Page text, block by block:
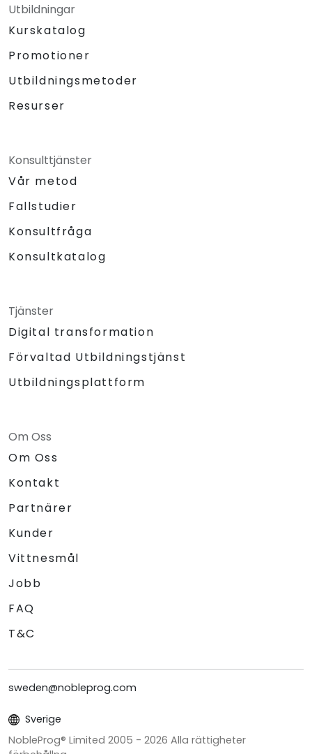
Utbildningar
Kurskatalog
Promotioner
Utbildningsmetoder
Resurser
Konsulttjänster
Vår metod
Fallstudier
Konsultfråga
Konsultkatalog
Tjänster
Digital transformation
Förvaltad Utbildningstjänst
Utbildningsplattform
Om Oss
Om Oss
Kontakt
Partnärer
Kunder
Vittnesmål
Jobb
FAQ
T&C
sweden@nobleprog.com
Sverige
NobleProg® Limited 2005 - 2026 Alla rättigheter